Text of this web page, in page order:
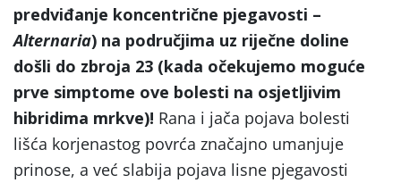
predviđanje koncentrične pjegavosti –
Alternaria) na područjima uz riječne doline
došli do zbroja 23 (kada očekujemo moguće
prve simptome ove bolesti na osjetljivim
hibridima mrkve)! Rana i jača pojava bolesti
lišća korjenastog povrća značajno umanjuje
prinose, a već slabija pojava lisne pjegavosti